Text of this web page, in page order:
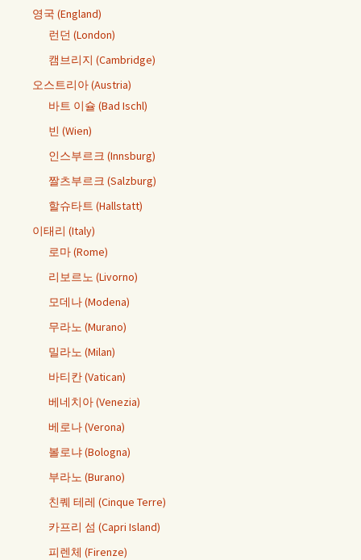
영국 (England)
런던 (London)
캠브리지 (Cambridge)
오스트리아 (Austria)
바트 이슐 (Bad Ischl)
빈 (Wien)
인스부르크 (Innsburg)
짤츠부르크 (Salzburg)
할슈타트 (Hallstatt)
이태리 (Italy)
로마 (Rome)
리보르노 (Livorno)
모데나 (Modena)
무라노 (Murano)
밀라노 (Milan)
바티칸 (Vatican)
베네치아 (Venezia)
베로나 (Verona)
볼로냐 (Bologna)
부라노 (Burano)
친퀘 테레 (Cinque Terre)
카프리 섬 (Capri Island)
피렌체 (Firenze)